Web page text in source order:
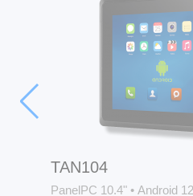
TAN104
PanelPC 10.4" • Android 12